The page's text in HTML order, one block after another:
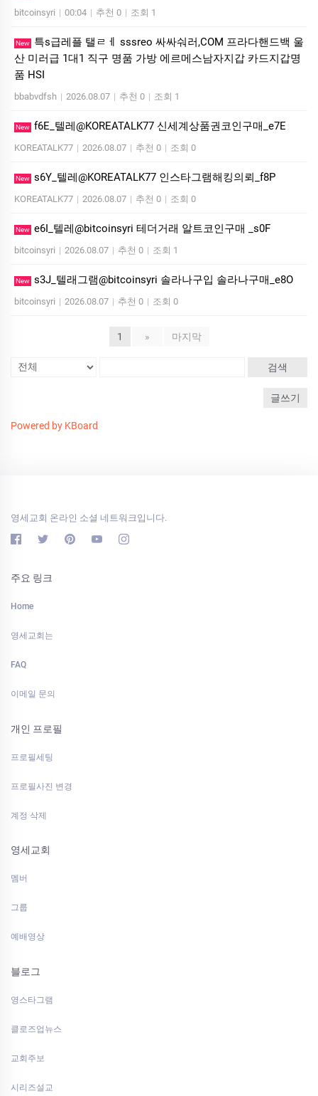
bitcoinsyri | 00:04 | 추천 0 | 조회 1
New
특s급레플 탤ㄹㅔ sssreo 싸싸숴러,COM 프라다핸드백 울
산 미러급 1대1 직구 명품 가방 에르메스남자지갑 카드지갑명
품 HSI
bbabvdfsh | 2026.08.07 | 추천 0 | 조회 1
New f6E_텔레@KOREATALK77 신세계상품권코인구매_e7E
KOREATALK77 | 2026.08.07 | 추천 0 | 조회 0
New s6Y_텔레@KOREATALK77 인스타그램해킹의뢰_f8P
KOREATALK77 | 2026.08.07 | 추천 0 | 조회 0
New e6I_텔레@bitcoinsyri 테더거래 알트코인구매 _s0F
bitcoinsyri | 2026.08.07 | 추천 0 | 조회 1
New s3J_텔래그램@bitcoinsyri 솔라나구입 솔라나구매_e8O
bitcoinsyri | 2026.08.07 | 추천 0 | 조회 0
1 » 마지막
검색
글쓰기
Powered by KBoard
영세교회 온라인 소셜 네트워크입니다.
주요 링크
Home
영세교회는
FAQ
이메일 문의
개인 프로필
프로필세팅
프로필사진 변경
계정 삭제
영세교회
멤버
그룹
예배영상
블로그
영스타그램
클로즈업뉴스
교회주보
시리즈설교